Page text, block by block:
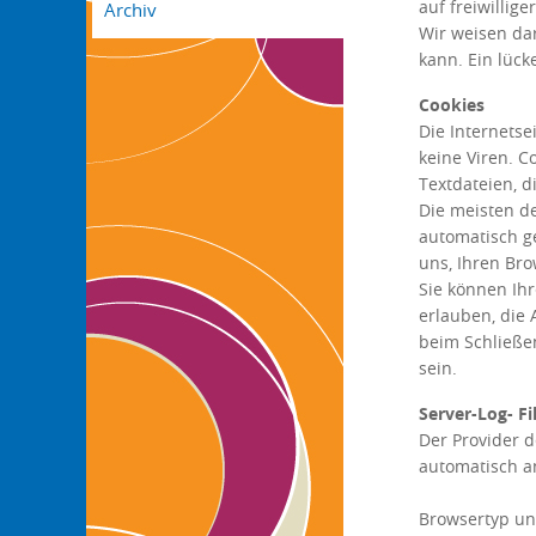
Archiv
auf
Wir weisen
kann. Ein
Cookies
Die
keine Viren.
Textdateien,
Die meisten
automatisch
uns, Ihren
Sie können
erlauben, die
beim
sein.
Server-Log-
Der Provider
automatisch
Browsertyp